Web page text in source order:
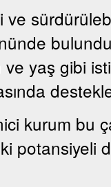
ve
yaş gibi
kurum bu
potansiyeli